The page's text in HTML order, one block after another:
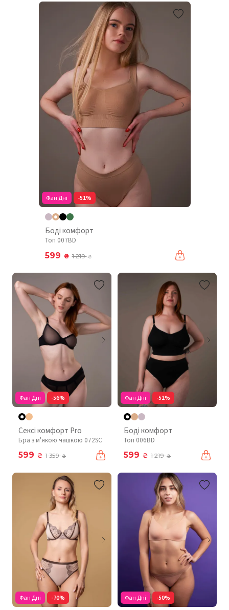
Фан Дні -51%
Боді комфорт
Топ 007BD
599 ₴ 1 219₴
Фан Дні -56%
Сексі комфорт Pro
Бра з м'якою чашкою 072SC
599 ₴ 1 359₴
Фан Дні -51%
Боді комфорт
Топ 006BD
599 ₴ 1 219₴
Фан Дні -70% Фан Дні -50%